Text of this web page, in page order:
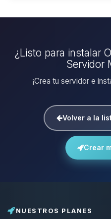
¿Listo para instalar
Servidor
¡Crea tu servidor e
Volver a la
Crear
NUESTROS PLANES